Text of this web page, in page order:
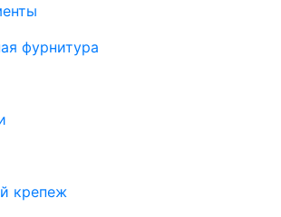
фурнитура
крепеж